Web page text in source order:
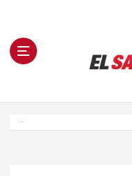
n El